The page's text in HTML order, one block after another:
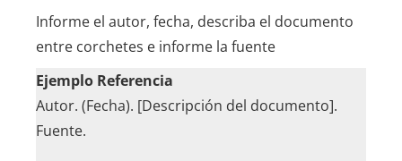
Informe el autor, fecha, describa el documento
entre corchetes e informe la fuente
Ejemplo Referencia
Autor. (Fecha). [Descripción del documento].
Fuente.